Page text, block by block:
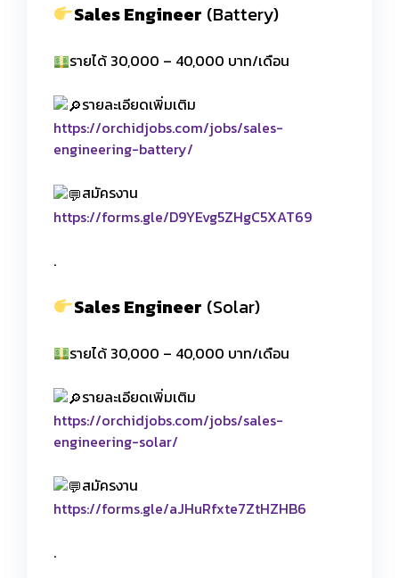
Sales Engineer (Battery)
รายได้ 30,000 – 40,000 บาท/เดือน
รายละเอียดเพิ่มเติม
https://orchidjobs.com/jobs/sales-
engineering-battery/
สมัครงาน
https://forms.gle/D9YEvg5ZHgC5XAT69
.
Sales Engineer (Solar)
รายได้ 30,000 – 40,000 บาท/เดือน
รายละเอียดเพิ่มเติม
https://orchidjobs.com/jobs/sales-
engineering-solar/
สมัครงาน
https://forms.gle/aJHuRfxte7ZtHZHB6
.